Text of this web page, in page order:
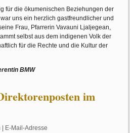
für die ökumenischen Beziehungen der
uns ein herzlich gastfreundlicher und
Frau, Pfarrerin Vavauni Ljaljegean,
selbst aus dem indigenen Volk der
für die Rechte und die Kultur der
BMW
im
E-Mail-Adresse